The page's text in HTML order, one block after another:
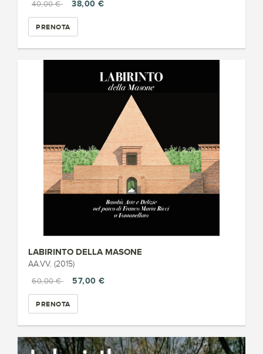
40,00 € 38,00 €
PRENOTA
LABIRINTO DELLA MASONE
AA.VV. (2015)
60,00 €
57,00 €
PRENOTA